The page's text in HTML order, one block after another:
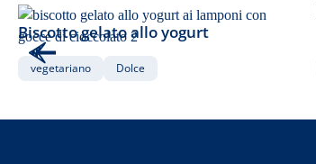
Biscotto gelato allo yogurt
vegetariano Dolce